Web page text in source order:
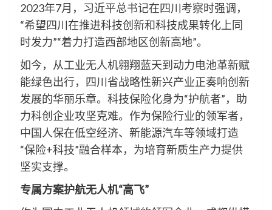
2023年7月，习近平总书记在四川考察时强调，
“希望四川在推进科技创新和科技成果转化上同
时发力”“着力打造西部地区创新高地”。
如今，从工业无人机翱翔蓝天到动力电池革新赋
能绿色出行，四川省战略性新兴产业正奏响创新
发展的华丽乐章。科技保险化身为“护航者”，助
力科创企业攻坚克难。作为保险行业的领军者，
中国人保在低空经济、新能源汽车等领域打造
“保险+科技”融合样本，为培育新质生产力提供
坚实支撑。
专属方案护航无人机“高飞”